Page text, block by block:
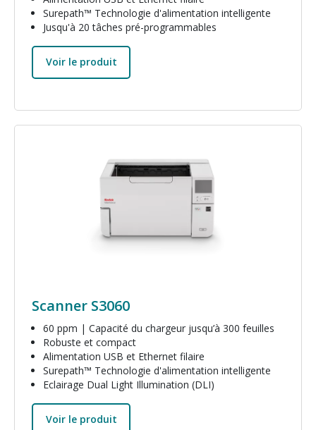
Surepath™ Technologie d'alimentation intelligente
Jusqu'à 20 tâches pré-programmables
Voir le produit
Image
Scanner S3060
60 ppm | Capacité du chargeur jusqu’à 300 feuilles
Robuste et compact
Alimentation USB et Ethernet filaire
Surepath™ Technologie d'alimentation intelligente
Eclairage Dual Light Illumination (DLI)
Voir le produit